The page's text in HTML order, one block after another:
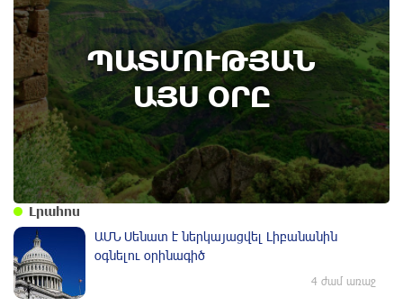
ՊԱՏՄՈՒԹՅԱՆ
ԱՅՍ ՕՐԸ
9th of August
Անտառային հրդեհներից պաշտպանության
օր. պատմության այս օրը (9 օգոստոս)
Լրահոս
ԱՄՆ Սենատ է ներկայացվել Լիբանանին
օգնելու օրինագիծ
4 ժամ առաջ